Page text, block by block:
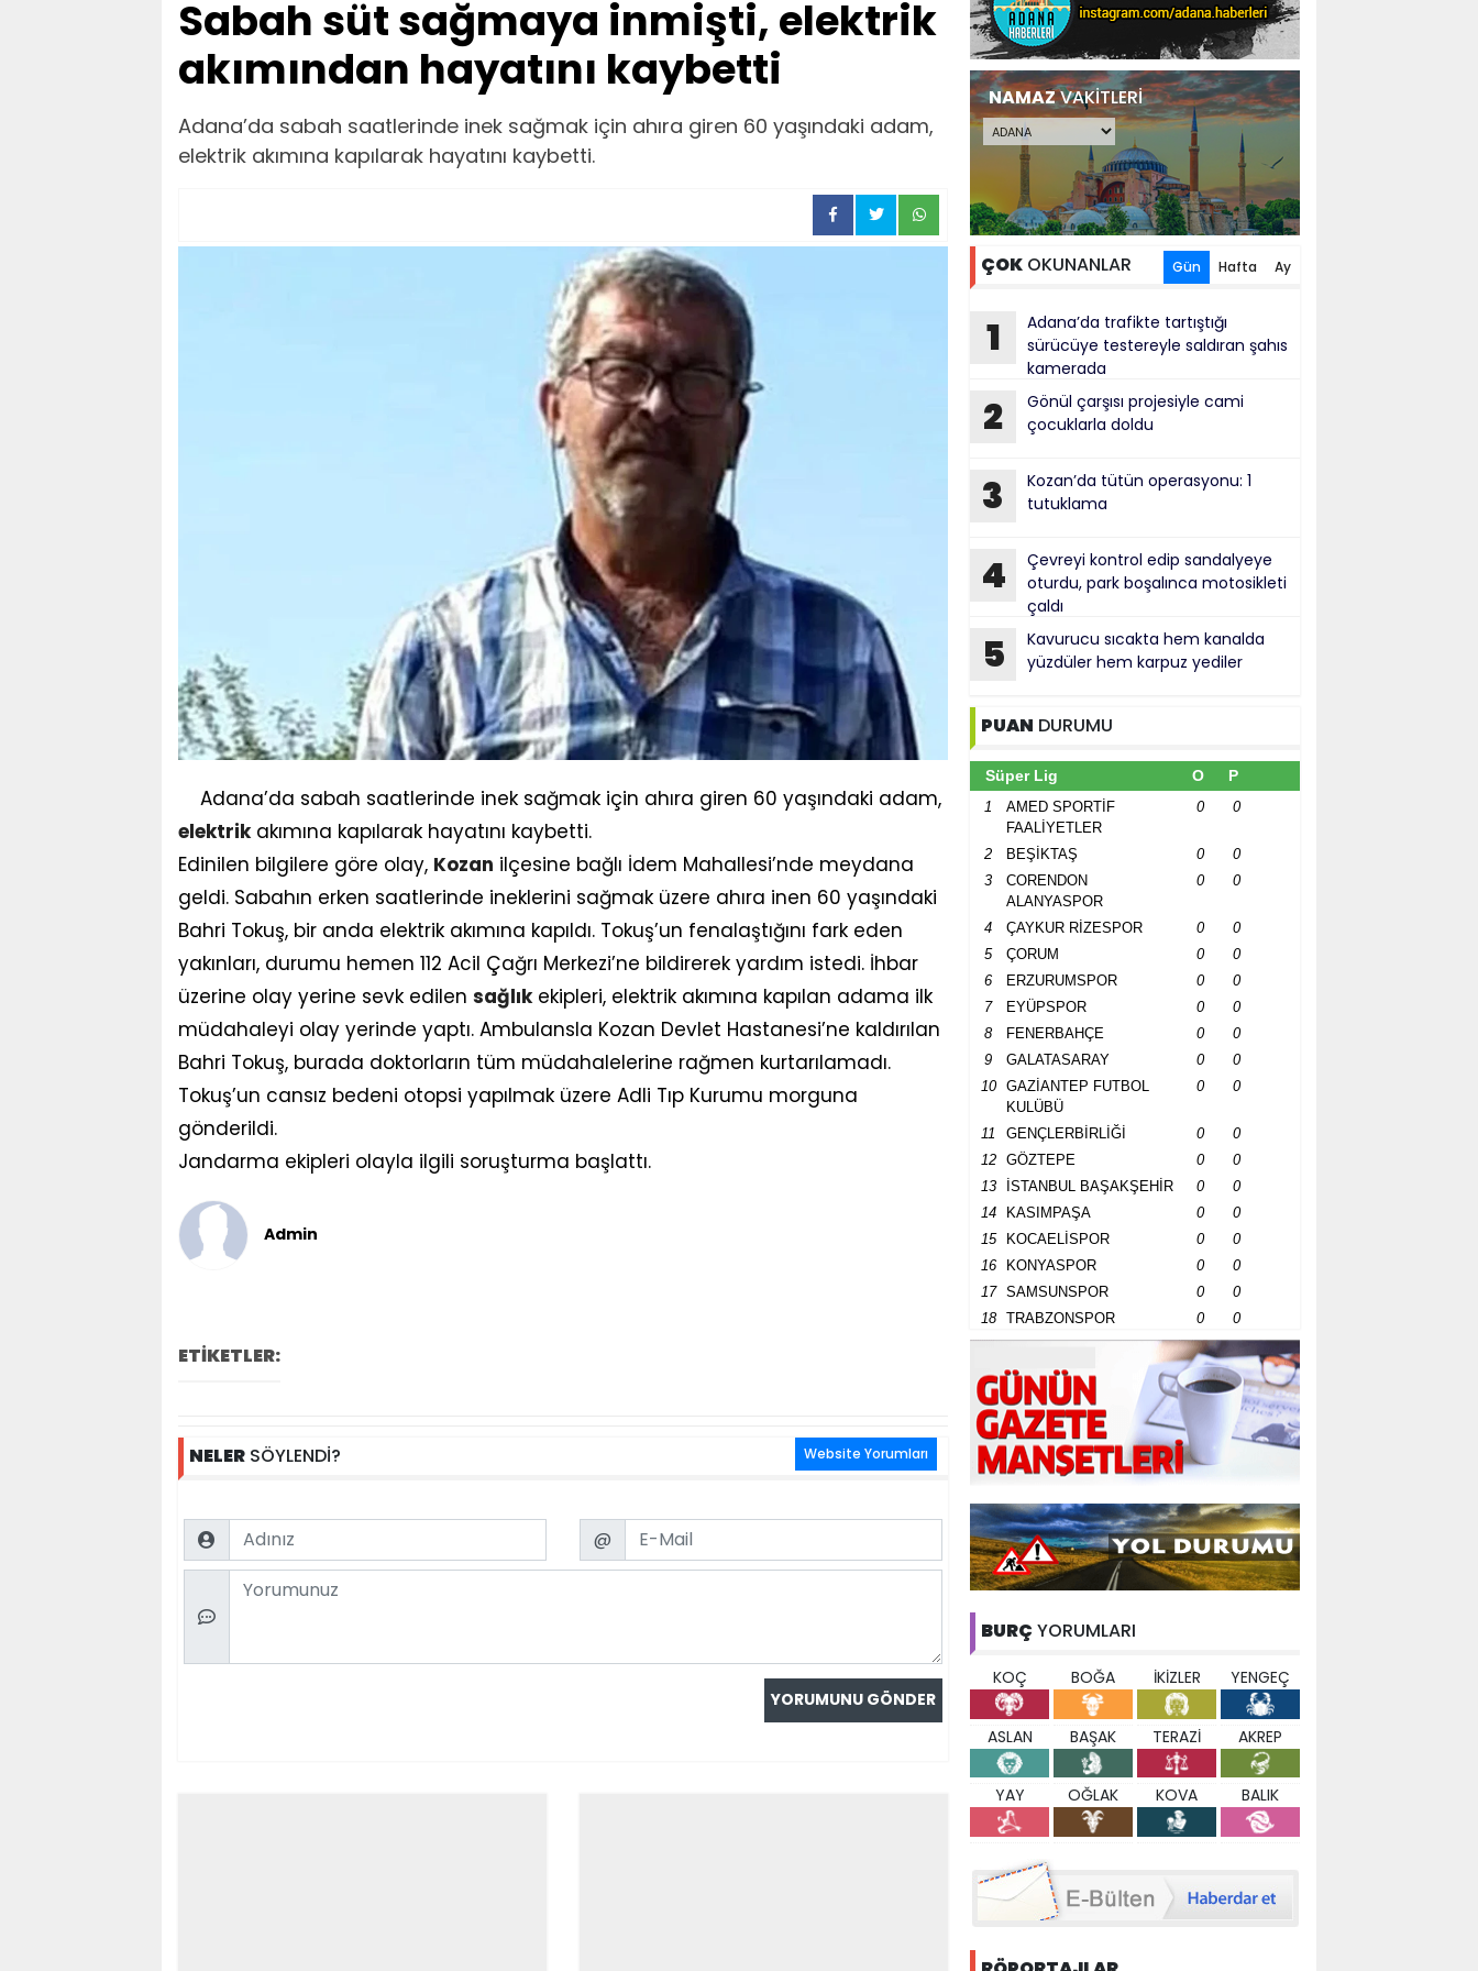
Sabah süt sağmaya inmişti, elektrik
akımından hayatını kaybetti
Adana’da sabah saatlerinde inek sağmak için ahıra giren 60 yaşındaki adam,
elektrik akımına kapılarak hayatını kaybetti.
Adana’da sabah saatlerinde inek sağmak için ahıra giren 60 yaşındaki adam,
elektrikakımına kapılarak hayatını kaybetti.
Edinilen bilgilere göre olay, Kozan ilçesine bağlı İdem Mahallesi’nde meydana
geldi. Sabahın erken saatlerinde ineklerini sağmak üzere ahıra inen 60 yaşındaki
Bahri Tokuş, bir anda elektrik akımına kapıldı. Tokuş’un fenalaştığını fark eden
yakınları, durumu hemen 112 Acil Çağrı Merkezi’ne bildirerek yardım istedi. İhbar
üzerine olay yerine sevk edilen sağlıkekipleri, elektrik akımına kapılan adama ilk
müdahaleyi olay yerinde yaptı. Ambulansla Kozan Devlet Hastanesi’ne kaldırılan
Bahri Tokuş, burada doktorların tüm müdahalelerine rağmen kurtarılamadı.
Tokuş’un cansız bedeni otopsi yapılmak üzere Adli Tıp Kurumu morguna
gönderildi.
Jandarma ekipleri olayla ilgili soruşturma başlattı.
Admin
ETİKETLER:
NELER SÖYLENDİ? Website Yorumları
Name Email
@
Comment
NAMAZVAKİTLERİ
ÇOK OKUNANLAR Gün Hafta Ay
1
Adana’da trafikte tartıştığı
sürücüye testereyle saldıran şahıs
kamerada
2
Gönül çarşısı projesiyle cami
çocuklarla doldu
3
Kozan’da tütün operasyonu: 1
tutuklama
4
Çevreyi kontrol edip sandalyeye
oturdu, park boşalınca motosikleti
çaldı
5
Kavurucu sıcakta hem kanalda
yüzdüler hem karpuz yediler
PUAN DURUMU
Süper Lig O P
1
AMED SPORTİF
FAALİYETLER
0 0
2 BEŞİKTAŞ 0
0
3
CORENDON
ALANYASPOR
0 0
4 ÇAYKUR RİZESPOR 0
0
5
ÇORUM 0
0
6
ERZURUMSPOR 0
0
7
EYÜPSPOR 0
0
8
FENERBAHÇE 0
0
9
GALATASARAY 0
0
10
GAZİANTEP FUTBOL
KULÜBÜ
0 0
11 GENÇLERBİRLİĞİ 0
0
12
GÖZTEPE 0
0
13
İSTANBUL BAŞAKŞEHİR 0
0
14
KASIMPAŞA 0
0
15
KOCAELİSPOR 0
0
16
KONYASPOR 0
0
17
SAMSUNSPOR 0
0
18
TRABZONSPOR 0 0
BURÇ YORUMLARI
KOÇ BOĞA İKİZLER YENGEÇ
ASLAN BAŞAK TERAZİ AKREP
YAY OĞLAK KOVA BALIK